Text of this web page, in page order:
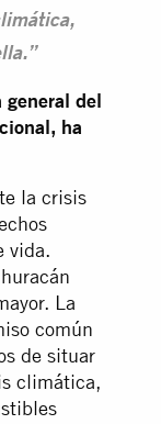
del
ha
la crisis
vida.
La
común
de situar
climática,